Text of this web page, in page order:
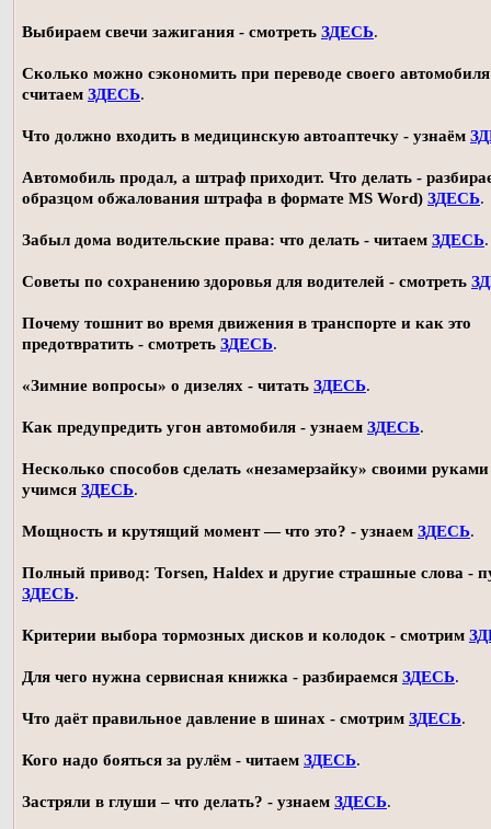
Выбираем свечи зажигания - смотреть ЗДЕСЬ.
Сколько можно сэкономить при переводе своего автомобиля
считаем ЗДЕСЬ.
Что должно входить в медицинскую автоаптечку - узнаём
Автомобиль продал, а штраф приходит. Что делать -
образцом обжалования штрафа в формате MS Word) ЗДЕСЬ.
Забыл дома водительские права: что делать - читаем ЗДЕСЬ.
Советы по сохранению здоровья для водителей - смотреть
Почему тошнит во время движения в транспорте и как это
предотвратить - смотреть ЗДЕСЬ.
«Зимние вопросы» о дизелях - читать ЗДЕСЬ.
Как предупредить угон автомобиля - узнаем ЗДЕСЬ.
Несколько способов сделать «незамерзайку» своими
учимся ЗДЕСЬ.
Мощность и крутящий момент — что это? - узнаем ЗДЕСЬ.
Полный привод: Torsen, Haldex и другие страшные слова -
ЗДЕСЬ.
Критерии выбора тормозных дисков и колодок - смотрим
Для чего нужна сервисная книжка - разбираемся ЗДЕСЬ.
Что даёт правильное давление в шинах - смотрим ЗДЕСЬ.
Кого надо бояться за рулём - читаем ЗДЕСЬ.
Застряли в глуши – что делать? - узнаем ЗДЕСЬ.